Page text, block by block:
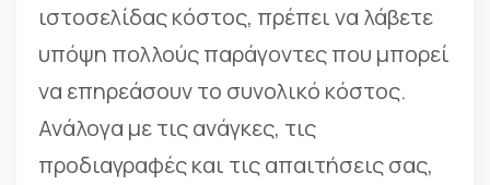
ιστοσελίδας κόστος, πρέπει να λάβετε
υπόψη πολλούς παράγοντες που μπορεί
να επηρεάσουν το συνολικό κόστος.
Ανάλογα με τις ανάγκες, τις
προδιαγραφές και τις απαιτήσεις σας,